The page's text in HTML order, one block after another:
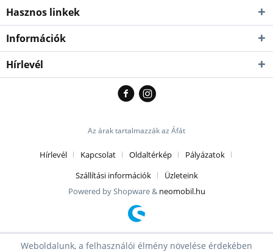
Hasznos linkek
Információk
Hírlevél
Az árak tartalmazzák az Áfát
Hírlevél Kapcsolat Oldaltérkép
Pályázatok
Szállítási információk
Üzleteink
Powered by Shopware & neomobil.hu
Weboldalunk, a felhasználói élmény növelése érdekében